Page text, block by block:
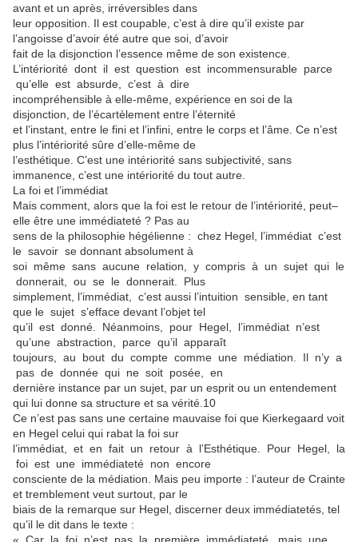
avant et un après, irréversibles dans
leur opposition. Il est coupable, c’est à dire qu’il existe par
l’angoisse d’avoir été autre que soi, d’avoir
fait de la disjonction l’essence même de son existence.
L’intériorité dont il est question est incommensurable parce
qu’elle est absurde, c’est à dire
incompréhensible à elle-même, expérience en soi de la
disjonction, de l’écartèlement entre l’éternité
et l’instant, entre le fini et l’infini, entre le corps et l’âme. Ce n’est
plus l’intériorité sûre d’elle-même de
l’esthétique. C’est une intériorité sans subjectivité, sans
immanence, c’est une intériorité du tout autre.
La foi et l’immédiat
Mais comment, alors que la foi est le retour de l’intériorité, peut–
elle être une immédiateté ? Pas au
sens de la philosophie hégélienne : chez Hegel, l’immédiat c’est
le savoir se donnant absolument à
soi même sans aucune relation, y compris à un sujet qui le
donnerait, ou se le donnerait. Plus
simplement, l’immédiat, c’est aussi l’intuition sensible, en tant
que le sujet s’efface devant l’objet tel
qu’il est donné. Néanmoins, pour Hegel, l’immédiat n’est
qu’une abstraction, parce qu’il apparaît
toujours, au bout du compte comme une médiation. Il n’y a
pas de donnée qui ne soit posée, en
dernière instance par un sujet, par un esprit ou un entendement
qui lui donne sa structure et sa vérité.10
Ce n’est pas sans une certaine mauvaise foi que Kierkegaard voit
en Hegel celui qui rabat la foi sur
l’immédiat, et en fait un retour à l’Esthétique. Pour Hegel, la
foi est une immédiateté non encore
consciente de la médiation. Mais peu importe : l’auteur de Crainte
et tremblement veut surtout, par le
biais de la remarque sur Hegel, discerner deux immédiatetés, tel
qu’il le dit dans le texte :